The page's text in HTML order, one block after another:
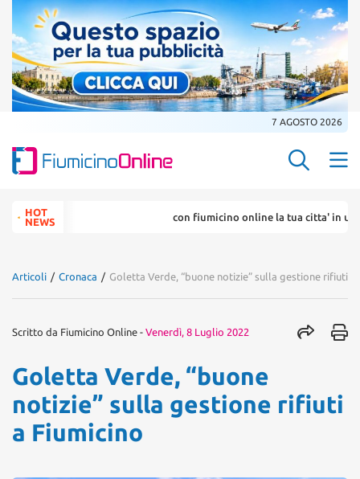
7 AGOSTO 2026
Search
for:HOT
NEWS
con fiumicino online la tua citta' in un ... click
Articoli / Cronaca / Goletta Verde, “buone notizie” sulla gestione rifiuti a
Scritto da Fiumicino Online - Venerdì, 8 Luglio 2022
Goletta Verde, “buone
notizie” sulla gestione rifiuti
a Fiumicino